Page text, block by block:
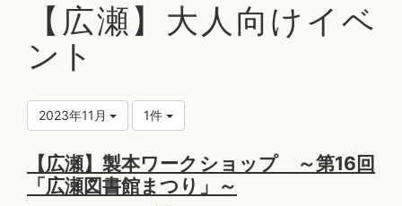
【広瀬】大人向けイベ
ント
2023年11月 1件
【広瀬】製本ワークショップ ～第16回
「広瀬図書館まつり」～